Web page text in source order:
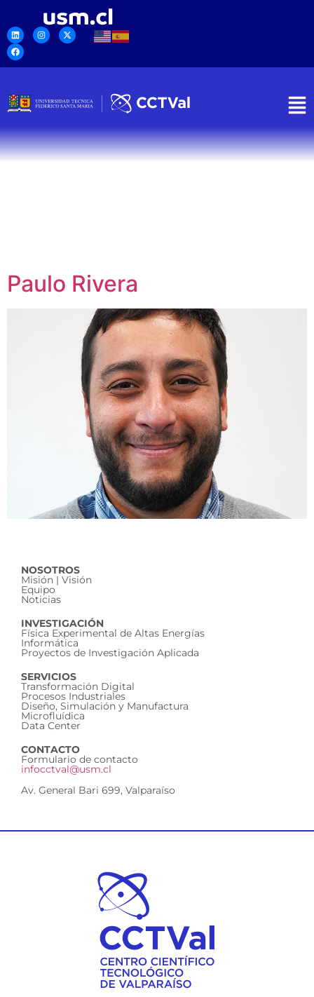
Paulo Rivera
NOSOTROS
Misión | Visión
Equipo
Noticias
INVESTIGACIÓN
Física Experimental de Altas Energías
Informática
Proyectos de Investigación Aplicada
SERVICIOS
Transformación Digital
Procesos Industriales
Diseño, Simulación y Manufactura
Microfluídica
Data Center
CONTACTO
Formulario de contacto
infocctval@usm.cl
Av. General Bari 699, Valparaíso